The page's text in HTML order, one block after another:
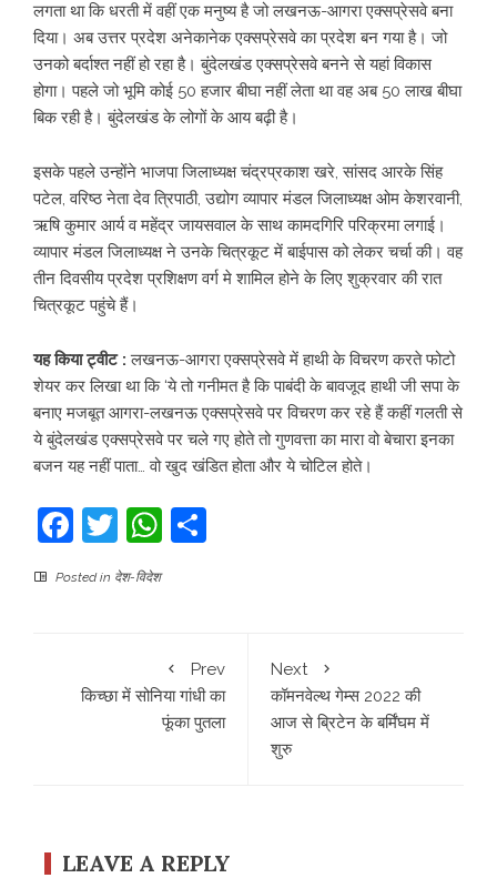
लगता था कि धरती में वहीं एक मनुष्य है जो लखनऊ-आगरा एक्सप्रेसवे बना
दिया। अब उत्तर प्रदेश अनेकानेक एक्सप्रेसवे का प्रदेश बन गया है। जो
उनको बर्दाश्त नहीं हो रहा है। बुंदेलखंड एक्सप्रेसवे बनने से यहां विकास
होगा। पहले जो भूमि कोई 50 हजार बीघा नहीं लेता था वह अब 50 लाख बीघा
बिक रही है। बुंदेलखंड के लोगों के आय बढ़ी है।
इसके पहले उन्होंने भाजपा जिलाध्यक्ष चंद्रप्रकाश खरे, सांसद आरके सिंह
पटेल, वरिष्ठ नेता दे‌व त्रिपाठी, उद्योग व्यापार मंडल जिलाध्यक्ष ओम केशरवानी,
ऋषि कुमार आर्य व महेंद्र जायसवाल के साथ कामदगिरि परिक्रमा लगाई।
व्यापार मंडल जिलाध्यक्ष ने उनके चित्रकूट में बाईपास को लेकर चर्चा की। वह
तीन दिवसीय प्रदेश प्रशिक्षण वर्ग मे शामिल होने के लिए शुक्रवार की रात
चित्रकूट पहुंचे हैं।
यह किया ट्वीट : लखनऊ-आगरा एक्सप्रेसवे में हाथी के विचरण करते फोटो
शेयर कर लिखा था कि ‘ये तो गनीमत है कि पाबंदी के बावजूद हाथी जी सपा के
बनाए मजबूत आगरा-लखनऊ एक्सप्रेसवे पर विचरण कर रहे हैं कहीं गलती से
ये बुंदेलखंड एक्सप्रेसवे पर चले गए होते तो गुणवत्ता का मारा वो बेचारा इनका
बजन यह नहीं पाता… वो खुद खंडित होता और ये चोटिल होते।
Facebook
TwitterWhatsApp
Posted in देश-विदेश
Prev
किच्छा में सोनिया गांधी का
फूंका पुतला
Next
कॉमनवेल्थ गेम्स 2022 की
आज से ब्रिटेन के बर्मिंघम में
शुरु
LEAVE A REPLY